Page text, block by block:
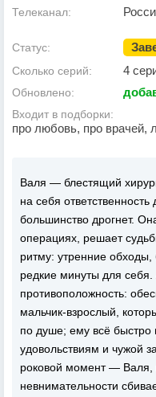
Телеканал:
Статус:
Сколько серий: 4
Обновлено:
Входит в подборки:
про любовь, про врачей,
Валя — блестящий
на себя
большинство дрогнет.
операциях, решает
ритму: утренние обходы,
редкие минуты для
противоположность:
мальчик‑взрослый,
по душе; ему всё быстро
удовольствиям и чужой
роковой момент — Валя,
невнимательности